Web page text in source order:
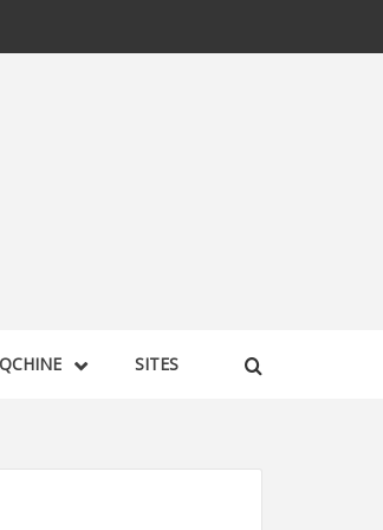
SITES